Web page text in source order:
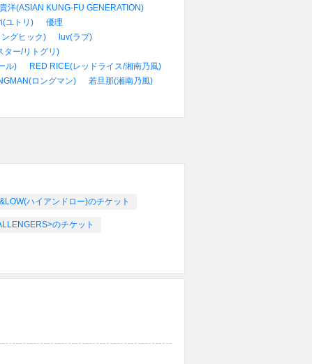
洋(ASIAN KUNG-FU GENERATION)
ユトリ)
優理
グヒック)
luv(ラブ)
ター/リトグリ)
ル)
RED RICE(レッドライス/湘南乃風)
ロングマン)
若旦那(湘南乃風)
ハイアンドロー)のチケット
のチケット